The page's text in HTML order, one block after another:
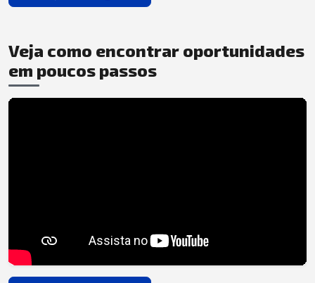
Veja como encontrar oportunidades
em poucos passos